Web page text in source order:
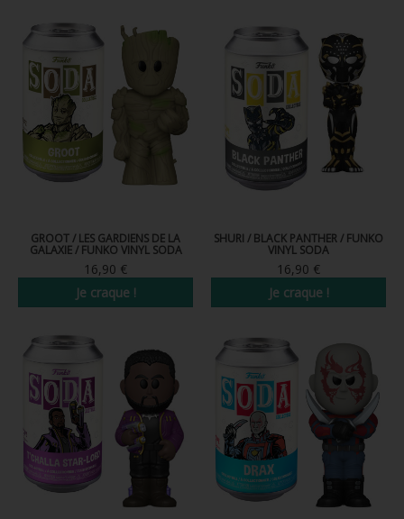
GROOT / LES GARDIENS DE LA
GALAXIE / FUNKO VINYL SODA
16,90 €
Je craque !
SHURI / BLACK PANTHER / FUNKO
VINYL SODA
16,90 €
Je craque !